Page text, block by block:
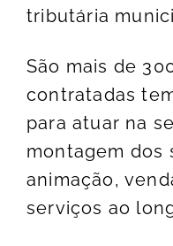
tributária
São mais de
contratadas
para atuar na
montagem dos
animação,
serviços ao